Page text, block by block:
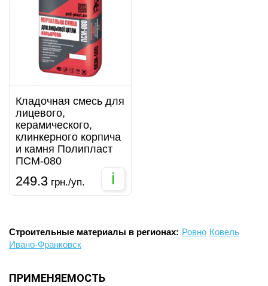
Кладочная смесь для
лицевого,
керамического,
клинкерного корпича
и камня Полипласт
ПСМ-080
249.3 грн./уп. i
Строительные материалы в регионах: Ровно Ковель
Ивано-Франковск
ПРИМЕНЯЕМОСТЬ